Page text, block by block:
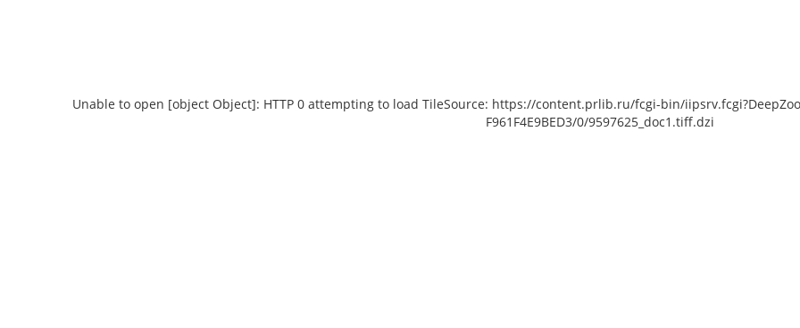
Unable to open [object Object]: HTTP 0 attempting to load TileSource: https://content.prlib.ru/fcgi-bin/
F961F4E9BED3/0/9597625_doc1.tiff.dzi